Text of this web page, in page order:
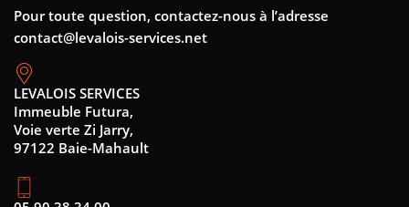
Pour toute question, contactez-nous à l’adresse
contact@levalois-services.net
LEVALOIS SERVICES
Immeuble Futura,
Voie verte Zi Jarry,
97122 Baie-Mahault